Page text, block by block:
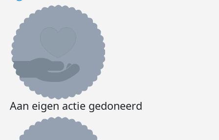
Aan eigen actie gedoneerd